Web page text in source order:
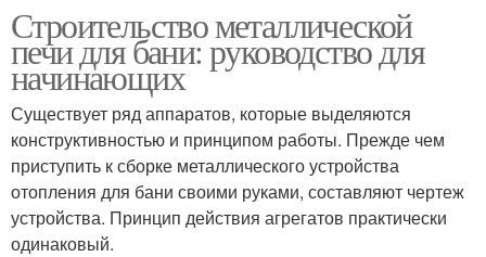
Банные печи Металлические печи
Печи из металла Печь из металла
Строительство металлической
печи для бани: руководство для
начинающих
Существует ряд аппаратов, которые выделяются
конструктивностью и принципом работы. Прежде чем
приступить к сборке металлического устройства
отопления для бани своими руками, составляют чертеж
устройства. Принцип действия агрегатов практически
одинаковый.